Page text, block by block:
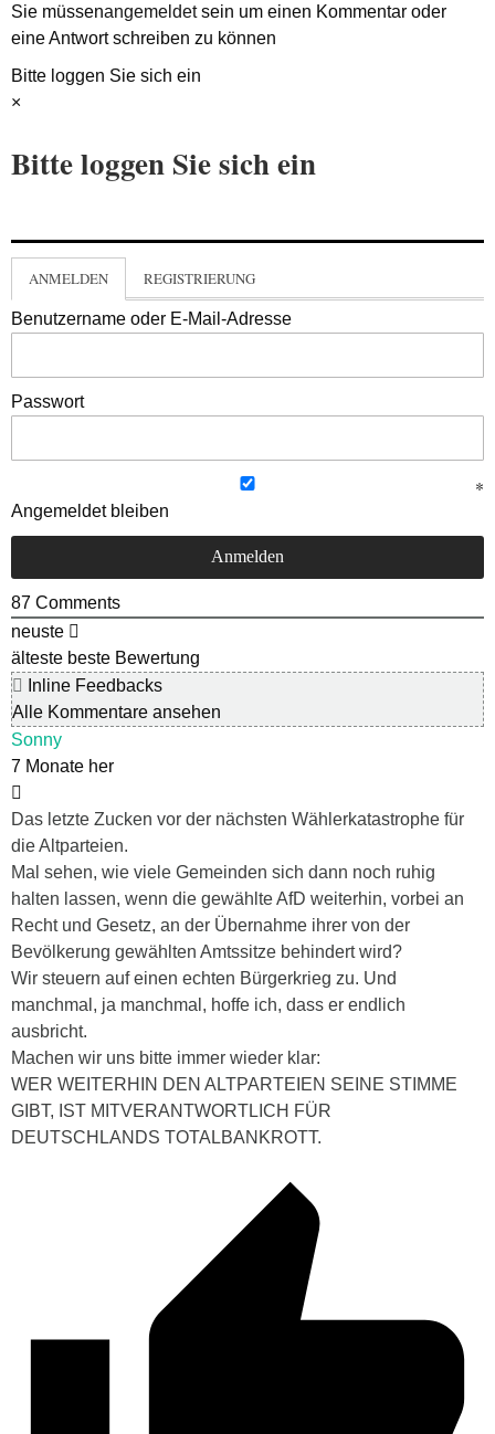
Sie müssenangemeldetsein um einen Kommentar oder
eine Antwort schreiben zu können
Bitte loggen Sie sich ein
×
Bitte loggen Sie sich ein
ANMELDEN REGISTRIERUNG
Benutzername oder E-Mail-Adresse
Passwort
Angemeldet bleiben
87 Comments
neuste
älteste beste Bewertung
Inline Feedbacks
Alle Kommentare ansehen
Sonny
7 Monate her
Das letzte Zucken vor der nächsten Wählerkatastrophe für
die Altparteien.
Mal sehen, wie viele Gemeinden sich dann noch ruhig
halten lassen, wenn die gewählte AfD weiterhin, vorbei an
Recht und Gesetz, an der Übernahme ihrer von der
Bevölkerung gewählten Amtssitze behindert wird?
Wir steuern auf einen echten Bürgerkrieg zu. Und
manchmal, ja manchmal, hoffe ich, dass er endlich
ausbricht.
Machen wir uns bitte immer wieder klar:
WER WEITERHIN DEN ALTPARTEIEN SEINE STIMME
GIBT, IST MITVERANTWORTLICH FÜR
DEUTSCHLANDS TOTALBANKROTT.